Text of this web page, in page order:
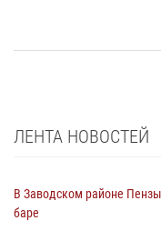
ЛЕНТА НОВОСТЕЙ
В Заводском районе
баре